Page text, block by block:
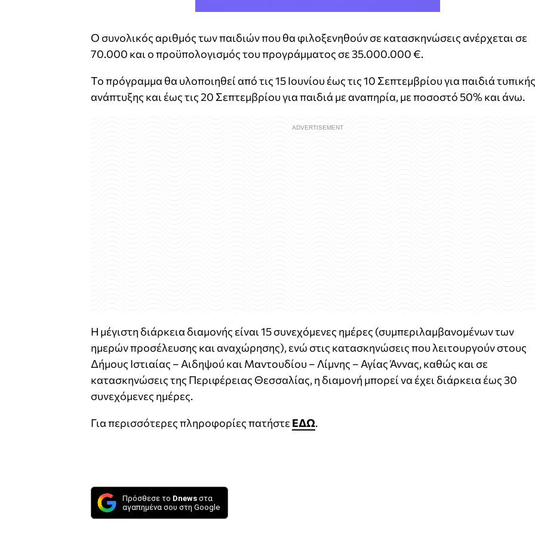
Ο συνολικός αριθμός των παιδιών που θα φιλοξενηθούν σε κατασκηνώσεις ανέρχεται σε
70.000 και ο προϋπολογισμός του προγράμματος σε 35.000.000 €.
Το πρόγραμμα θα υλοποιηθεί από τις 15 Ιουνίου έως τις 10 Σεπτεμβρίου για παιδιά τυπικής
ανάπτυξης και έως τις 20 Σεπτεμβρίου για παιδιά με αναπηρία, με ποσοστό 50% και άνω.
Η μέγιστη διάρκεια διαμονής είναι 15 συνεχόμενες ημέρες (συμπεριλαμβανομένων των
ημερών προσέλευσης και αναχώρησης), ενώ στις κατασκηνώσεις που λειτουργούν στους
Δήμους Ιστιαίας – Αιδηψού και Μαντουδίου – Λίμνης – Αγίας Άννας, καθώς και σε
κατασκηνώσεις της Περιφέρειας Θεσσαλίας, η διαμονή μπορεί να έχει διάρκεια έως 30
συνεχόμενες ημέρες.
Για περισσότερες πληροφορίες πατήστε ΕΔΩ.
Πρόσθεσε το Dnews στα
αγαπημένα σου στη Google